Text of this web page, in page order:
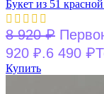
Букет из 51
8 920₽
920 ₽.6 490 ₽
Купить